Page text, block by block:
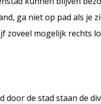
ga niet op pad als je
zoveel mogelijk rechts
door de stad staan de